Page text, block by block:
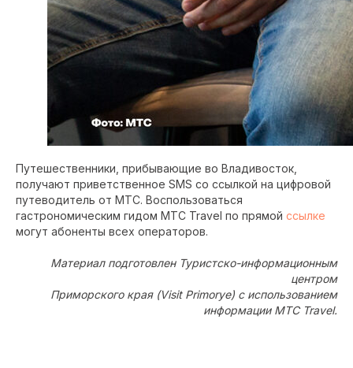
Путешественники, прибывающие во Владивосток,
получают приветственное SMS со ссылкой на цифровой
путеводитель от МТС. Воспользоваться
гастрономическим гидом МТС Travel по прямой ссылке
могут абоненты всех операторов.
Материал подготовлен Туристско-информационным
центром
Приморского края (Visit Primorye) с использованием
информации МТС Travel.